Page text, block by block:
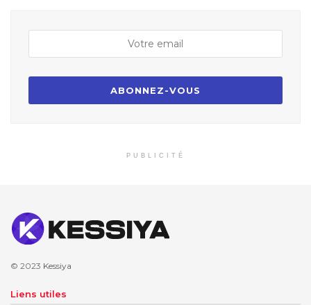
PUBLICITÉ
© 2023 Kessiya
Liens utiles